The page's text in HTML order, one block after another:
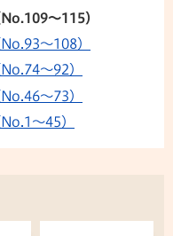
～115）
～108）
～92）
～73）
～45）